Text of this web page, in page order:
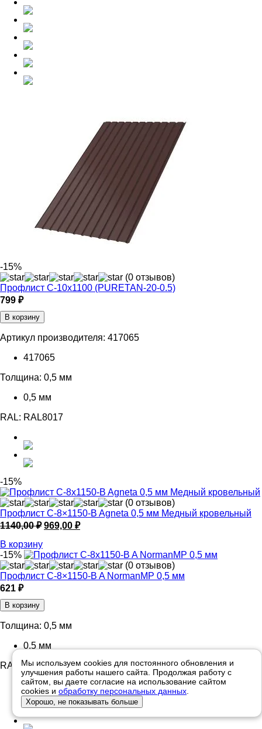
-15%
(0 отзывов)
Профлист С-10х1100 (PURETAN-20-0.5)
799 ₽
В корзину
Артикул производителя: 417065
417065
Толщина: 0,5 мм
0,5 мм
RAL: RAL8017
-15%
(0 отзывов)
Профлист С-8×1150-B Agneta 0,5 мм Медный кровельный
1140,00₽ Первоначальная
1140,00 ₽.
969,00 ₽Текущая
В корзину
-15%
(0 отзывов)
Профлист С-8×1150-B A NormanMP 0,5 мм
621 ₽
В корзину
Толщина: 0,5 мм
0,5 мм
RAL:RAL1014
Мы используем cookies для постоянного обновления и
улучшения работы нашего сайта. Продолжая работу с
сайтом, вы даете согласие на использование сайтом
cookies и обработку персональных данных
Хорошо, не показывать больше